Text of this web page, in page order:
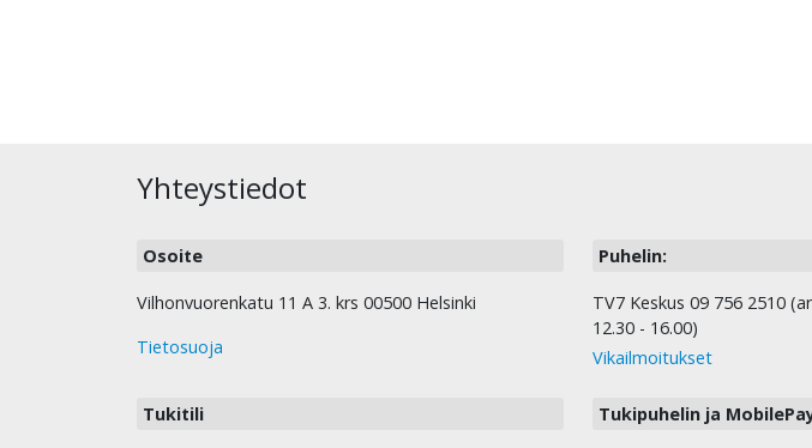
Yhteystiedot
Osoite
Vilhonvuorenkatu 11 A 3. krs 00500 Helsinki
Tietosuoja
Puhelin:
TV7 Keskus 09 756 2510
12.30 - 16.00)
Vikailmoitukset
Tukitili Tukipuhelin ja